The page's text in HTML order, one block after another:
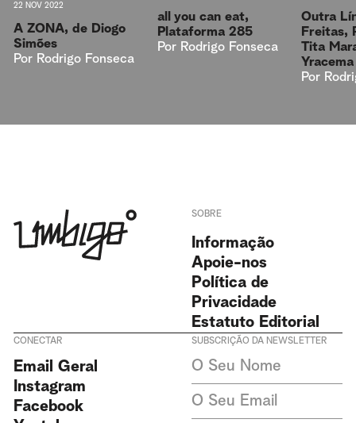
22 NOV 2022
A ZONA, de Diogo
Simões
Por Rodrigo Fonseca
all you can eat,
Plataforma 285
Por Rodrigo Fonseca
Outra
Freitas,
Tita
Yracema
Por
SOBRE
Informação
Apoie-nos
Política de
Privacidade
Estatuto Editorial
CONECTAR
Email Geral
Instagram
Facebook
SUBSCRIÇÃO DA NEWSLETTER
Revista Umbigo e aceito a
recolhemos ou armazenamos
dados pessoais sem o seu
consentimento. Política de